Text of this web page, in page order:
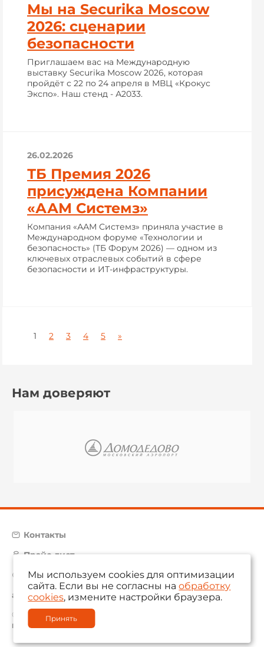
Мы на Securika Moscow
2026: сценарии
безопасности
Приглашаем вас на Международную
выставку Securika Moscow 2026, которая
пройдёт с 22 по 24 апреля в МВЦ «Крокус
Экспо». Наш стенд - А2033.
26.02.2026
ТБ Премия 2026
присуждена Компании
«ААМ Системз»
Компания «ААМ Системз» приняла участие в
Международном форуме «Технологии и
безопасность» (ТБ Форум 2026) — одном из
ключевых отраслевых событий в сфере
безопасности и ИТ-инфраструктуры.
1 2 3 4 5 »
Нам доверяют
Контакты
Прайс-лист
Карта сайта
aam@aamsystems.ru
© 2004 — 2026 «AAM Systems»
Политика обработки персональных данных
Мы используем cookies для оптимизации
сайта. Если вы не согласны наобработку
cookies, измените настройки браузера.
Принять